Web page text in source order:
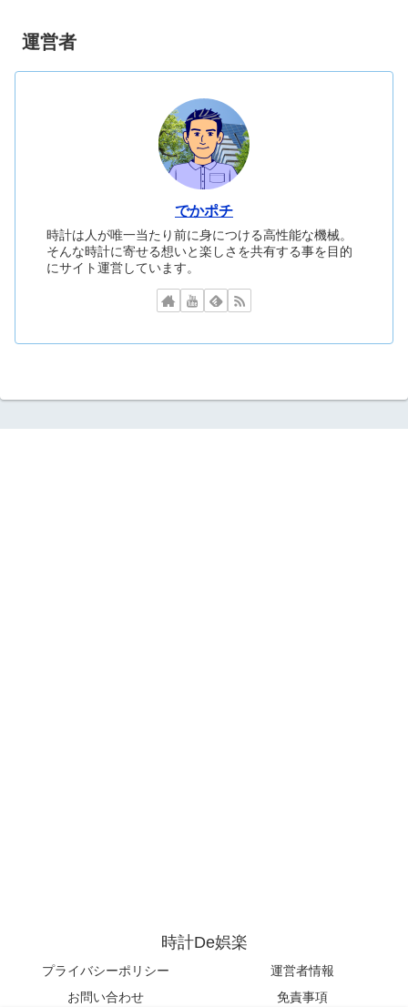
運営者
でかポチ
時計は人が唯一当たり前に身につける高性能な機械。
そんな時計に寄せる想いと楽しさを共有する事を目的
にサイト運営しています。
時計De娯楽
プライバシーポリシー
運営者情報
お問い合わせ
免責事項